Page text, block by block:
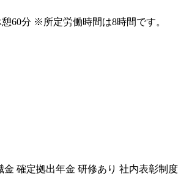
60分 ※所定労働時間は8時間です。
金 確定拠出年金 研修あり 社内表彰制度